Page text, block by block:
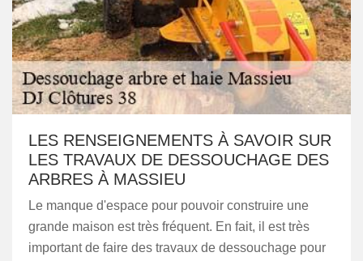
LES RENSEIGNEMENTS À SAVOIR SUR
LES TRAVAUX DE DESSOUCHAGE DES
ARBRES À MASSIEU
Le manque d'espace pour pouvoir construire une
grande maison est très fréquent. En fait, il est très
important de faire des travaux de dessouchage pour